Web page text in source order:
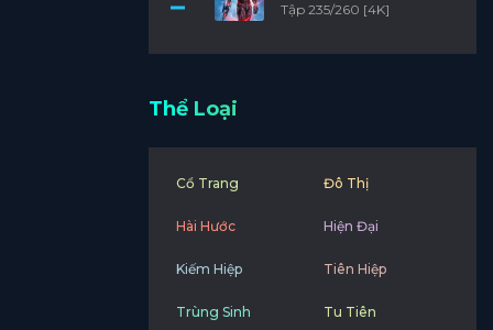
Tập 235/260 [4K]
Thể Loại
Cổ Trang Đô Thị
Hài Hước Hiện Đại
Kiếm Hiệp Tiên Hiệp
Trùng Sinh Tu Tiên